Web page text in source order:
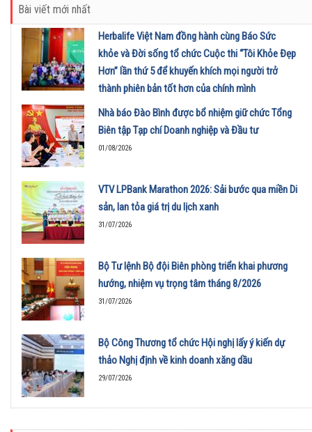
Bài viết mới nhất
Herbalife Việt Nam đồng hành cùng Báo Sức
khỏe và Đời sống tổ chức Cuộc thi “Tôi Khỏe Đẹp
Hơn” lần thứ 5 để khuyến khích mọi người trở
thành phiên bản tốt hơn của chính mình
01/08/2026
Nhà báo Đào Bình được bổ nhiệm giữ chức Tổng
Biên tập Tạp chí Doanh nghiệp và Đầu tư
01/08/2026
VTV LPBank Marathon 2026: Sải bước qua miền Di
sản, lan tỏa giá trị du lịch xanh
31/07/2026
Bộ Tư lệnh Bộ đội Biên phòng triển khai phương
hướng, nhiệm vụ trọng tâm tháng 8/2026
31/07/2026
Bộ Công Thương tổ chức Hội nghị lấy ý kiến dự
thảo Nghị định về kinh doanh xăng dầu
29/07/2026